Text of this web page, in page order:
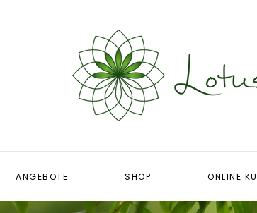
ANGEBOTE SHOP ONLINE